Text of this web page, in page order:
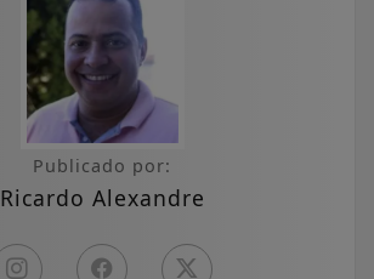
Publicado por:
Ricardo Alexandre